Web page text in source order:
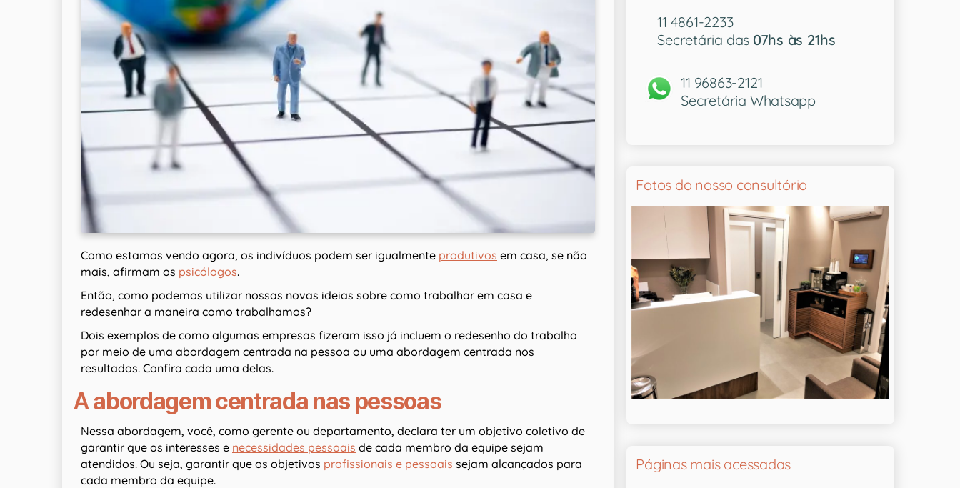
Como estamos vendo agora, os indivíduos podem ser igualmente produtivos em casa, se não
mais, afirmam os psicólogos.
Então, como podemos utilizar nossas novas ideias sobre como trabalhar em casa e
redesenhar a maneira como trabalhamos?
Dois exemplos de como algumas empresas fizeram isso já incluem o redesenho do trabalho
por meio de uma abordagem centrada na pessoa ou uma abordagem centrada nos
resultados. Confira cada uma delas.
Aabordagem centrada nas pessoas
Nessa abordagem, você, como gerente ou departamento, declara ter um objetivo coletivo de
garantir que os interesses e necessidades pessoais de cada membro da equipe sejam
atendidos. Ou seja, garantir que os objetivos profissionais e pessoais sejam alcançados para
cada membro da equipe.
11 4861-2233
Secretária das 07hs às 21hs
11 96863-2121
Secretária Whatsapp
Fotos do nosso consultório
Páginas mais acessadas